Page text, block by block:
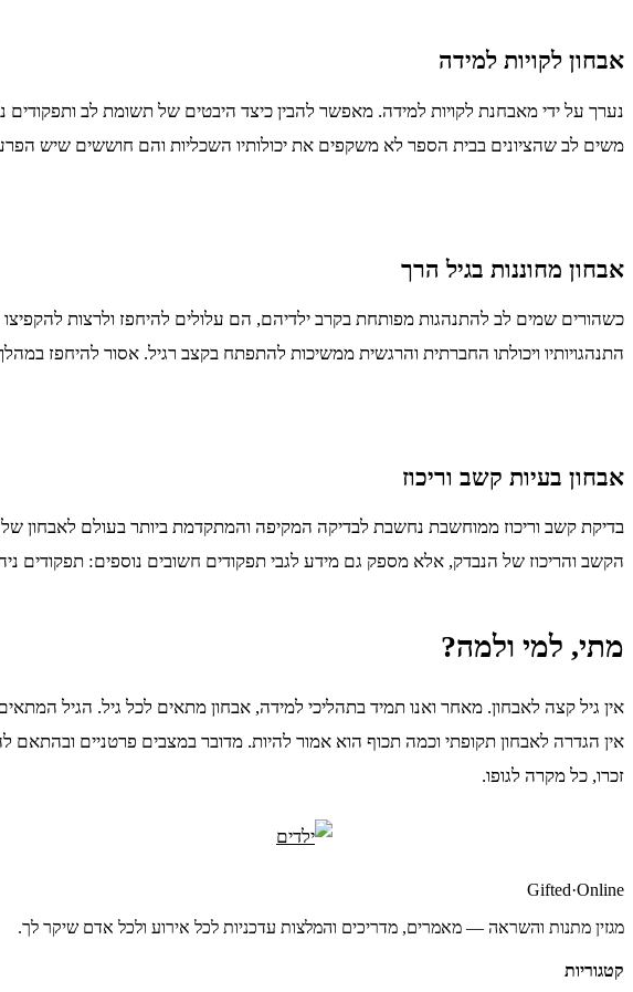
אבחון לקויות למידה
נערך על ידי מאבחנת לקויות למידה. מאפשר להבין כיצד היבטים של תשומת לב ותפקודים
משים לב שהציונים בבית הספר לא משקפים את יכולותיו השכליות והם חוששים שיש
אבחון מחוננות בגיל הרך
כשהורים שמים לב להתנהגות מפותחת בקרב ילדיהם, הם עלולים להיחפז ולרצות
התנהגויותיו ויכולתו החברתית והרגשית ממשיכות להתפתח בקצב רגיל. אסור להיחפז
אבחון בעיות קשב וריכוז
הקשב והריכוז של הנבדק, אלא מספק גם מידע לגבי תפקודים חשובים נוספים: תפקודים
מתי, למי ולמה?
אין גיל קצה לאבחון. מאחר ואנו תמיד בתהליכי למידה, אבחון מתאים לכל גיל. הגיל
אין הגדרה לאבחון תקופתי וכמה תכוף הוא אמור להיות. מדובר במצבים פרטניים
זכרו, כל מקרה לגופו.
Gifted·Online
מגזין מתנות והשראה — מאמרים, מדריכים והמלצות עדכניות לכל אירוע ולכל אדם שיקר לך.
קטגוריות